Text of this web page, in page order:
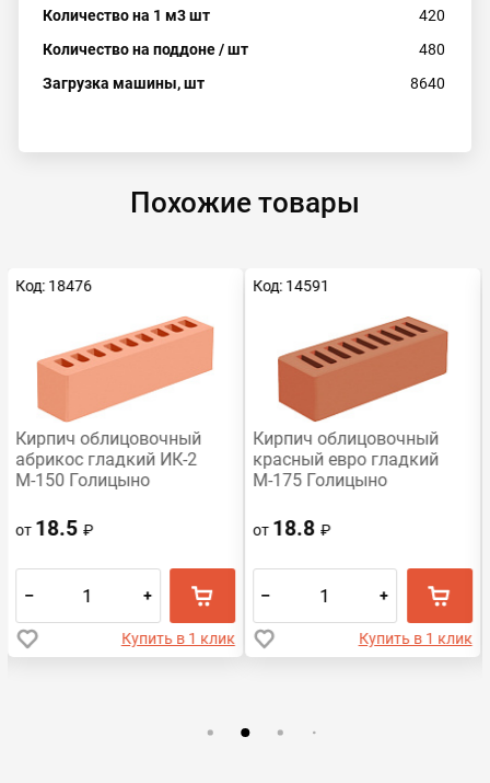
Количество на 1 м3 шт
420
Количество на поддоне / шт
480
Загрузка машины, шт
8640
Похожие товары
Код: 18476
Кирпич облицовочный
абрикос гладкий ИК-2
М-150 Голицыно
от 18.5₽
– +
Купить в 1 клик
Код: 14591
Кирпич облицовочный
красный евро гладкий
М-175 Голицыно
от 18.8₽
– +
Купить в 1 клик